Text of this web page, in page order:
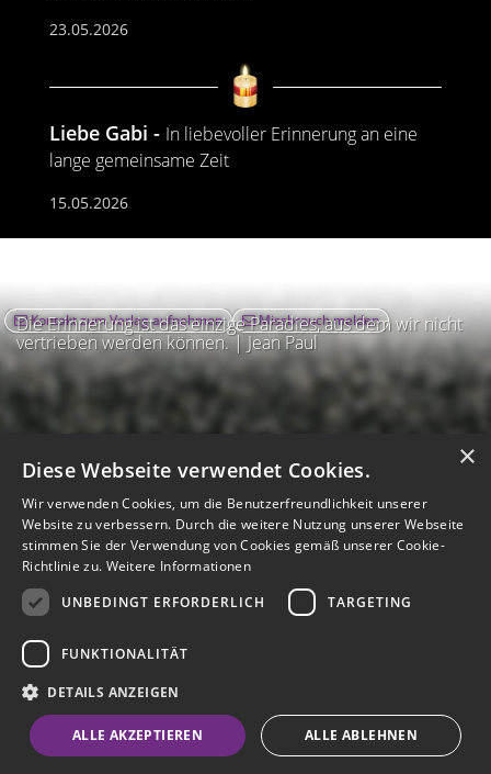
23.05.2026
Liebe Gabi
In liebevoller Erinnerung an eine
lange gemeinsame Zeit
15.05.2026
Die Erinnerung ist das einzige Paradies, aus dem wir nicht
vertrieben werden können. | Jean Paul
Kontakt zum Verlag aufnehmen Missbrauch melden
Barrierefreiheit
Barriere melden
c
e
m
K
n
t
Kontrastmodus aktivieren
Hilfe
eigenes Gedenkportal erstellen
Vertrag widerrufen
Gedenkportal erstellen
×
Diese Webseite verwendet Cookies.
Wir verwenden Cookies, um die Benutzerfreundlichkeit unserer
Website zu verbessern. Durch die weitere Nutzung unserer Webseite
stimmen Sie der Verwendung von Cookies gemäß unserer Cookie-
Richtlinie zu. Weitere Informationen
UNBEDINGT ERFORDERLICH
TARGETING
FUNKTIONALITÄT
DETAILS ANZEIGEN
ALLE AKZEPTIEREN ALLE ABLEHNEN